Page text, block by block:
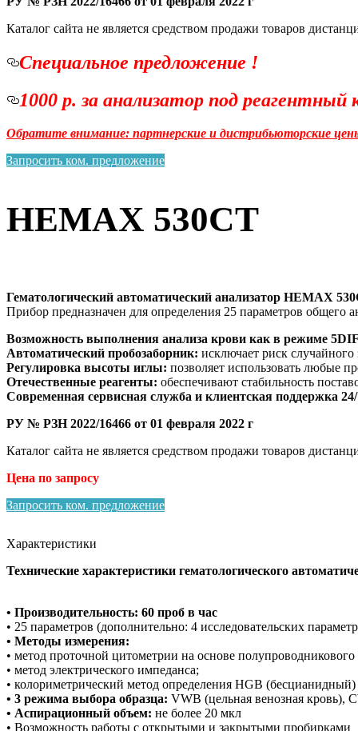
Каталог сайта не является средством продажи товаров
Специальное предложение !
1000 р. за анализатор под
Обратите внимание: партнерские и дистрибьюторские
Запросить ком. предложение
HEMAX 530CT
Гематологический автоматический анализатор HEMAX
Прибор предназначен для определения 25 параметров
Возможность выполнения анализа крови как в режиме
Автоматический пробозаборник: исключает риск случайного
Регулировка высоты иглы: позволяет использовать любые
Отечественные реагенты: обеспечивают стабильность
Современная сервисная служба и клиентская поддержка
РУ № РЗН 2022/16466 от 01 февраля 2022 г
Каталог сайта не является средством продажи товаров
Цена по запросу
Запросить ком. предложение
Характеристики
Технические характеристики гематологического
• Производительность: 60 проб в час
• 25 параметров (дополнительно: 4 исследовательских
• Методы измерения:
• метод проточной цитометрии на основе полупроводникового
• метод электрического импеданса;
• колориметрический метод определения HGB (бесцианидный)
• 3 режима выбора образца: VWB (цельная венозная кровь),
• Аспирационный объем: не более 20 мкл
• Возможность работы с открытыми и закрытыми пробирками